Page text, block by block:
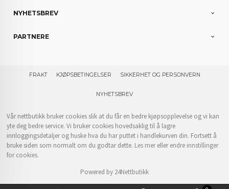
NYHETSBREV
PARTNERE
FRAKT KJØPSBETINGELSER SIKKERHET OG PERSONVERN
NYHETSBREV
Vår nettbutikk bruker cookies slik at du får en bedre kjøpsopplevelse og vi kan
yte deg bedre service. Vi bruker cookies hovedsaklig til å lagre
innloggingsdetaljer og huske hva du har puttet i handlekurven din. Fortsett å
bruke siden som normalt om du godtar dette. Les merellerendre innstillinger
for cookies.
Powered by 24Nettbutikk